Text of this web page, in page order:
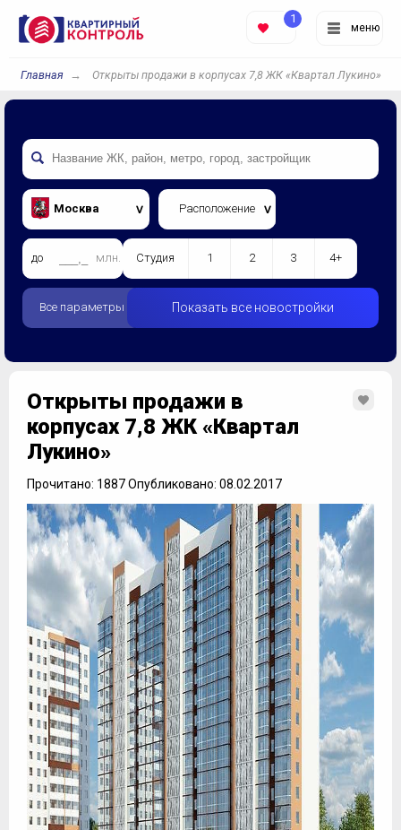
меню
1
Главная Открыты продажи в корпусах 7,8 ЖК «Квартал Лукино»
Москва Расположение
до млн. Студия 1 2 3 4+
Все параметры Показать все новостройки
Открыты продажи в
корпусах 7,8 ЖК «Квартал
Лукино»
Прочитано: 1887 Опубликовано: 08.02.2017